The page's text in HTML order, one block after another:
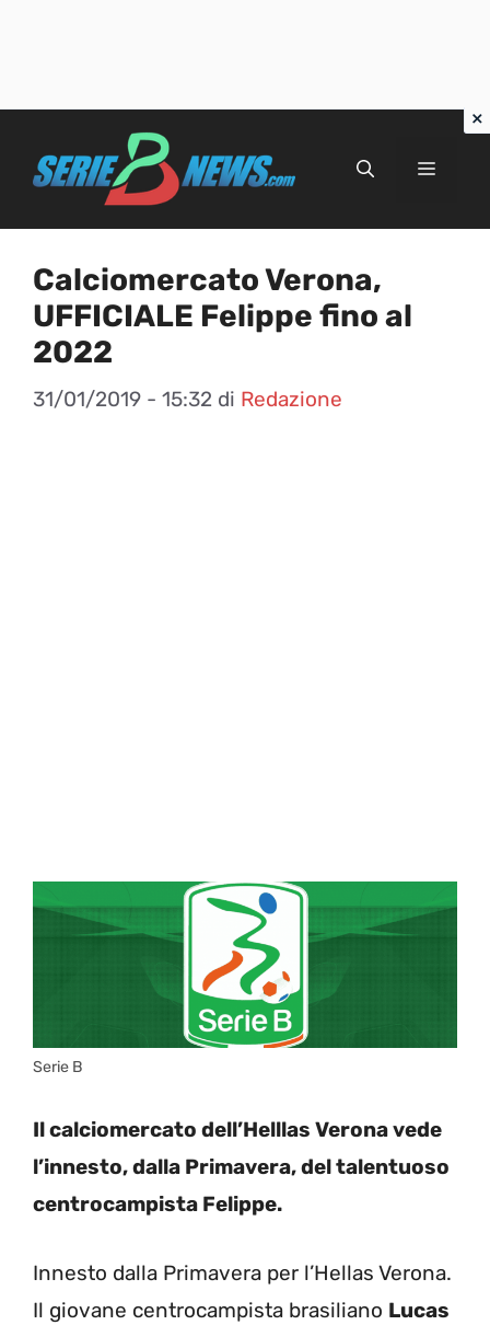
Menu
Calciomercato Verona,
UFFICIALE Felippe fino al
2022
31/01/2019 - 15:32 di Redazione
Serie B
Il calciomercato dell’Helllas Verona vede
l’innesto, dalla Primavera, del talentuoso
centrocampista Felippe.
Innesto dalla Primavera per l’Hellas Verona.
Il giovane centrocampista brasiliano Lucas